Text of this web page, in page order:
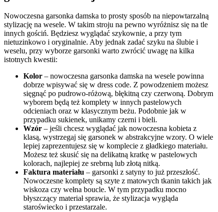
Nowoczesna garsonka damska to prosty sposób na niepowtarzalną
stylizację na wesele. W takim stroju na pewno wyróżnisz się na tle
innych gościń. Będziesz wyglądać szykownie, a przy tym
nietuzinkowo i oryginalnie. Aby jednak zadać szyku na ślubie i
weselu, przy wyborze garsonki warto zwrócić uwagę na kilka
istotnych kwestii:
Kolor – nowoczesna garsonka damska na wesele powinna
dobrze wpisywać się w dress code. Z powodzeniem możesz
sięgnąć po pudrowo-różową, błękitną czy czerwoną. Dobrym
wyborem będą też komplety w innych pastelowych
odcieniach oraz w klasycznym beżu. Podobnie jak w
przypadku sukienek, unikamy czerni i bieli.
Wzór – jeśli chcesz wyglądać jak nowoczesna kobieta z
klasą, wystrzegaj się garsonek w abstrakcyjne wzory. O wiele
lepiej zaprezentujesz się w komplecie z gładkiego materiału.
Możesz też skusić się na delikatną kratkę w pastelowych
kolorach, najlepiej ze srebrną lub złotą nitką.
Faktura materiału – garsonki z satyny to już przeszłość.
Nowoczesne komplety są szyte z matowych tkanin takich jak
wiskoza czy wełna boucle. W tym przypadku mocno
błyszczący materiał sprawia, że stylizacja wygląda
staroświecko i przestarzale.